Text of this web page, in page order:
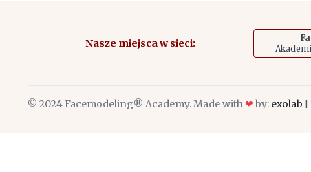
Nasze miejsca w sieci:
© 2024 Facemodeling® Academy. Made with❤ by: exolab